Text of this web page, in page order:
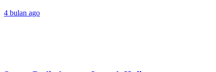
4 bulan ago